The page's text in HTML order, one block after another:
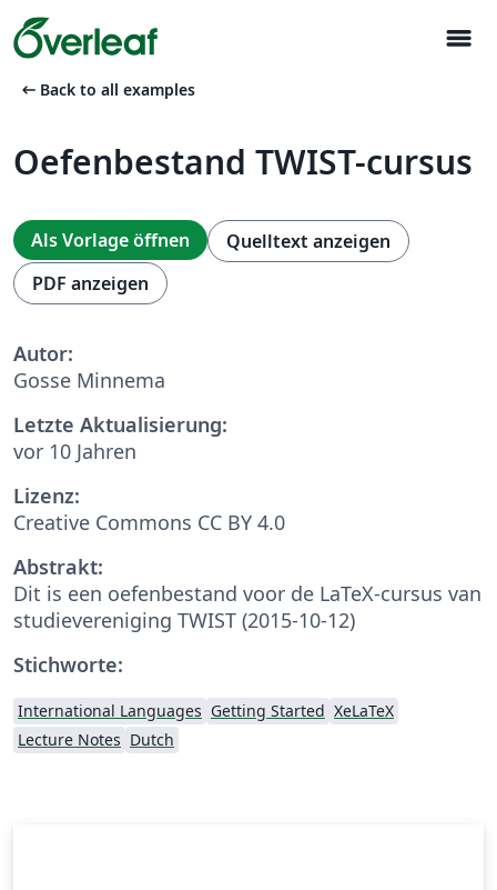
menu
arrow_left_alt Back to all examples
Oefenbestand TWIST-cursus
Als Vorlage öffnen
Quelltext anzeigen
PDF anzeigen
Autor:
Gosse Minnema
Letzte Aktualisierung:
vor 10 Jahren
Lizenz:
Creative Commons CC BY 4.0
Abstrakt:
Dit is een oefenbestand voor de LaTeX-cursus van
studievereniging TWIST (2015-10-12)
Stichworte:
International Languages Getting Started XeLaTeX
Lecture Notes Dutch